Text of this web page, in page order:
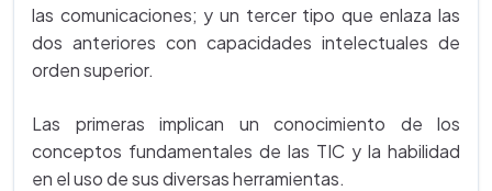
las comunicaciones; y un tercer tipo que enlaza las
dos anteriores con capacidades intelectuales de
orden superior.
Las primeras implican un conocimiento de los
conceptos fundamentales de las TIC y la habilidad
en el uso de sus diversas herramientas.